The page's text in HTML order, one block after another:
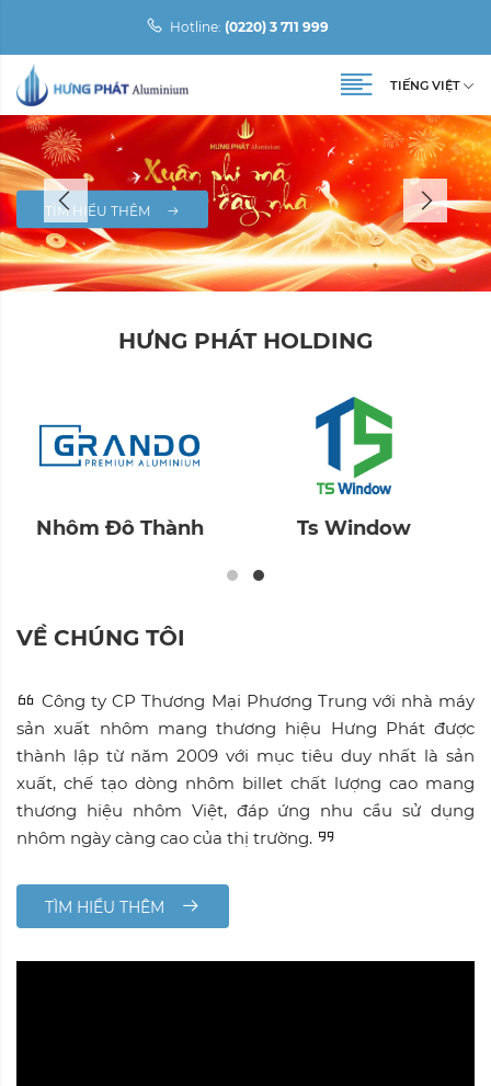
Hotline: (0220) 3 711 999
TIẾNG VIỆT
TÌM HIỂU THÊM
HƯNG PHÁT HOLDING
Sơn Vạn An Nhôm Hưng Phát
VỀ CHÚNG TÔI
Công ty CP Thương Mại Phương Trung với nhà máy
sản xuất nhôm mang thương hiệu Hưng Phát được
thành lập từ năm 2009 với mục tiêu duy nhất là sản
xuất, chế tạo dòng nhôm billet chất lượng cao mang
thương hiệu nhôm Việt, đáp ứng nhu cầu sử dụng
nhôm ngày càng cao của thị trường.
TÌM HIỂU THÊM